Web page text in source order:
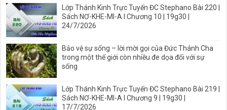
Lớp Thánh Kinh Trực Tuyến ĐC Stephano Bài 220 |
Sách NƠ-KHE-MI-A I Chương 10 | 19g30 |
24/7/2026
Bảo vệ sự sống – lời mời gọi của Đức Thánh Cha
trong một thế giới còn nhiều đe dọa đối với sự
sống
Lớp Thánh Kinh Trực Tuyến ĐC Stephano Bài 219 |
Sách NƠ-KHE-MI-A I Chương 9 | 19g30 |
17/7/2026